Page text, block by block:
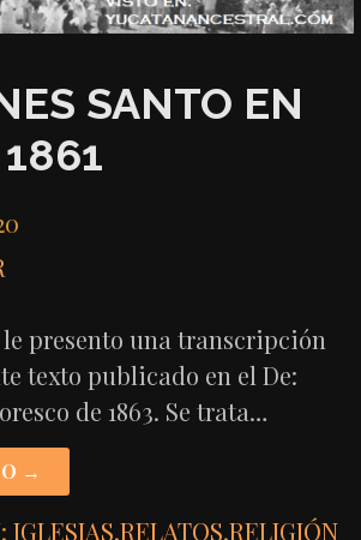
SANTO EN
presento una transcripción
texto publicado en el De:
de 1863. Se trata…
→
IGLESIAS,RELATOS,RELIGIÓN